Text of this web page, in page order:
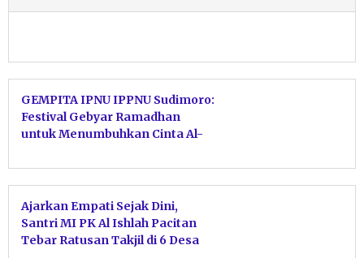
GEMPITA IPNU IPPNU Sudimoro:
Festival Gebyar Ramadhan
untuk Menumbuhkan Cinta Al-
Ajarkan Empati Sejak Dini,
Santri MI PK Al Ishlah Pacitan
Tebar Ratusan Takjil di 6 Desa